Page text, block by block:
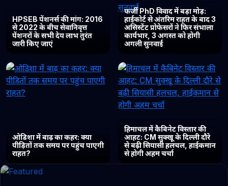
HPSEB पेंशनर्स की मांग: 2016
से 2022 के बीच सेवानिवृत्त
पेंशनरों के सभी देय लाभ तुरंत
जारी किए जाएं
फर्जी PhD विवाद में बड़ा मोड़:
हाईकोर्ट से अंतरिम राहत के बाद 3
असिस्टेंट प्रोफेसरों ने फिर संभाला
कार्यभार, 3 अगस्त को होगी
अगली सुनवाई
ओडिशा में बाढ़ का कहर: क्या
पीड़ितों तक समय पर पहुंच पाएगी
राहत?
हिमाचल में कैबिनेट विस्तार की
आहट: CM सुक्खू के दिल्ली दौरे
से बढ़ी सियासी हलचल, हाईकमान
से होगी अहम चर्चा